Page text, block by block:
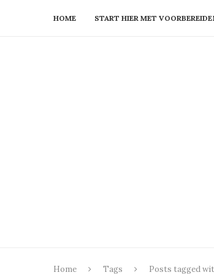
HOME START HIER MET
Home Tags Posts tagged